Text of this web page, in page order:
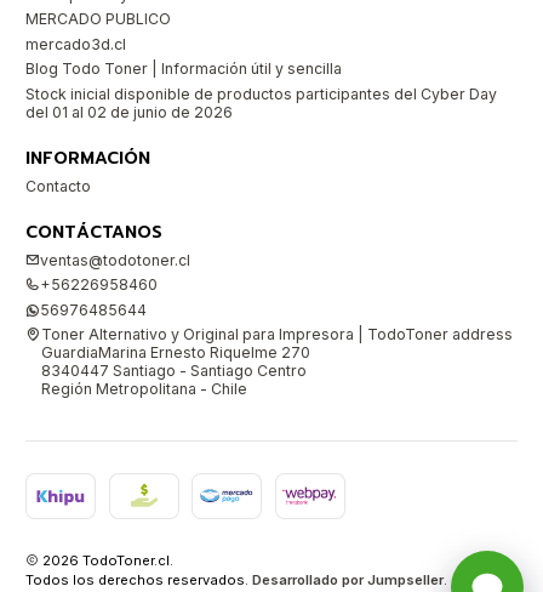
MERCADO PUBLICO
mercado3d.cl
Blog Todo Toner | Información útil y sencilla
Stock inicial disponible de productos participantes del Cyber Day
del 01 al 02 de junio de 2026
INFORMACIÓN
Contacto
CONTÁCTANOS
ventas@todotoner.cl
+56226958460
56976485644
Toner Alternativo y Original para Impresora | TodoToner address
GuardiaMarina Ernesto Riquelme 270
8340447 Santiago - Santiago Centro
Región Metropolitana - Chile
2026 TodoToner.cl.
Todos los derechos reservados. Desarrollado por Jumpseller.